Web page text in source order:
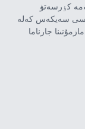
كٶرسەتۋ
سەيكەس كەلە
جارناما